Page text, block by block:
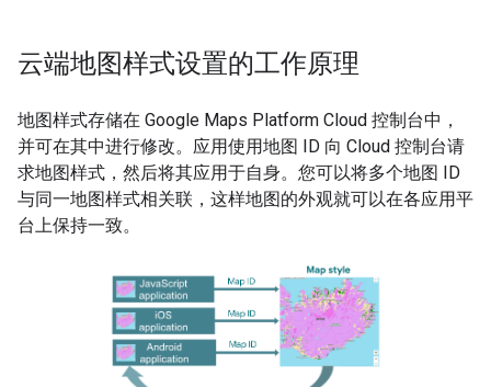
云端地图样式设置的工作原理
地图样式存储在 Google Maps Platform Cloud 控制台中，
并可在其中进行修改。应用使用地图 ID 向 Cloud 控制台请
求地图样式，然后将其应用于自身。您可以将多个地图 ID
与同一地图样式相关联，这样地图的外观就可以在各应用平
台上保持一致。